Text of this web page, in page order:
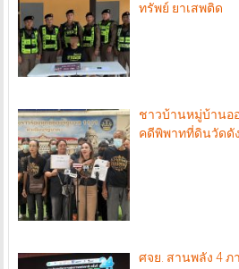
ทรัพย์ ยาเสพติด
ชาวบ้านหมู่บ้านอ
คดีพิพาทที่ดินวัดดั
ศจย. สานพลัง 4 ภ